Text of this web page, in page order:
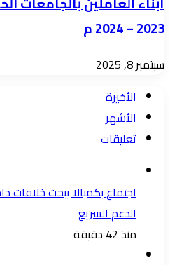
2023 – 2024 م
سبتمبر 8, 2025
الأخيرة
الأشهر
تعليقات
اجتماع بكمبالا يبحث خلافات
الدعم السريع
منذ 42 دقيقة